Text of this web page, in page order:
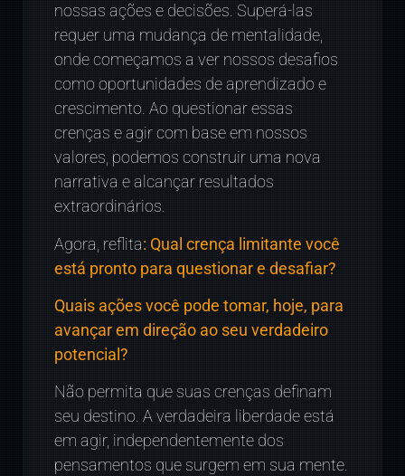
nossas ações e decisões. Superá-las
requer uma mudança de mentalidade,
onde começamos a ver nossos desafios
como oportunidades de aprendizado e
crescimento. Ao questionar essas
crenças e agir com base em nossos
valores, podemos construir uma nova
narrativa e alcançar resultados
extraordinários.
Agora, reflita: Qual crença limitante você
está pronto para questionar e desafiar?
Quais ações você pode tomar, hoje, para
avançar em direção ao seu verdadeiro
potencial?
Não permita que suas crenças definam
seu destino. A verdadeira liberdade está
em agir, independentemente dos
pensamentos que surgem em sua mente.